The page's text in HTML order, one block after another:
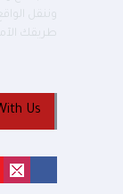
وننقل
طريقك
Us